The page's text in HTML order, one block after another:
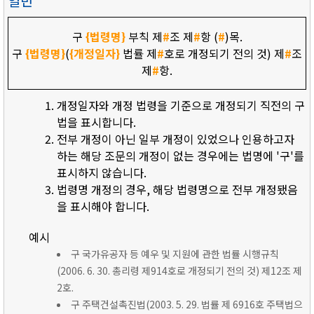
구 {법령명}부칙 제#조 제#항 (#)목.
구 {법령명}({개정일자} 법률 제#호로 개정되기 전의 것) 제#조
제#항.
개정일자와 개정 법령을 기준으로 개정되기 직전의 구
법을 표시합니다.
전부 개정이 아닌 일부 개정이 있었으나 인용하고자
하는 해당 조문의 개정이 없는 경우에는 법명에 '구'를
표시하지 않습니다.
법령명 개정의 경우, 해당 법령명으로 전부 개정됐음
을 표시해야 합니다.
예시
구 국가유공자 등 예우 및 지원에 관한 법률 시행규칙
(2006. 6. 30. 총리령 제914호로 개정되기 전의 것) 제12조 제
2호.
구 주택건설촉진법(2003. 5. 29. 법률 제 6916호 주택법으